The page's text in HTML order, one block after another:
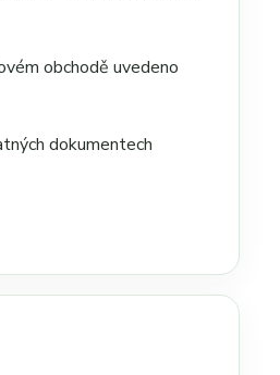
obchodě uvedeno
dokumentech